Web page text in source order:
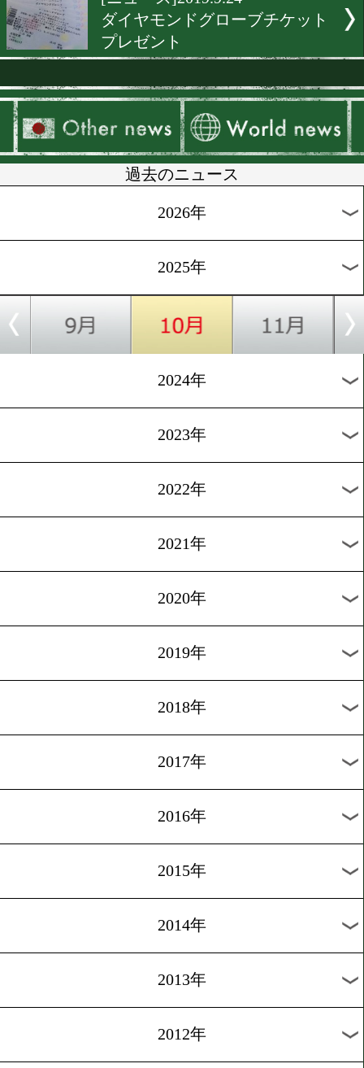
全日本新人王決定戦チケッ
レゼント
[テレビ欄]2019.11.6
プロフェッショナル仕事の
「モンスターの素顔」
[ニュース]2019.10.23
阪下優友からうれしいプレ
ト
[ニュース]2019.10.15
レゼント
[ニュース]2019.9.24
プレゼント
2026年
2025年
2023年
2021年